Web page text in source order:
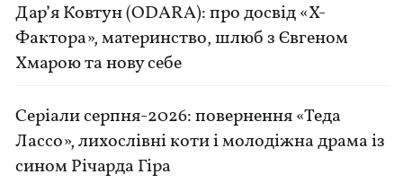
Дар’я Ковтун (ODARA): про досвід «Х-
Фактора», материнство, шлюб з Євгеном
Хмарою та нову себе
Серіали серпня-2026: повернення «Теда
Лассо», лихослівні коти і молодіжна драма із
сином Річарда Гіра